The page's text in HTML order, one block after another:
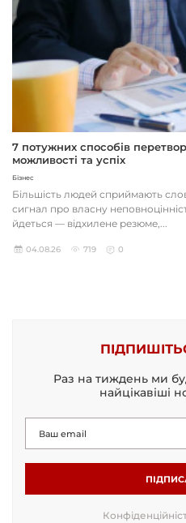
7 потужних способів
можливості та успіх
Бізнес
Більшість людей сприймають
сигнал про власну
йдеться — відхилене резюме,...
04.08.26 719 0
Раз на тиждень ми
найцікавіші